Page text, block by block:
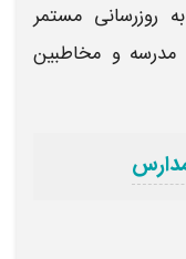
روزرسانی مستمر
مدرسه و مخاطبین